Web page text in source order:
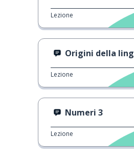
Lezione
Origini della
Lezione
Numeri 3
Lezione